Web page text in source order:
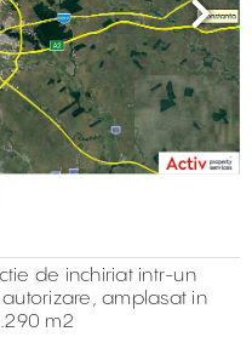
Selectează
Next
Park
nou de hale
județul Ilfov.
între 575 mp și 585 mp,
de depozitare,
acces facil către
rute de transport